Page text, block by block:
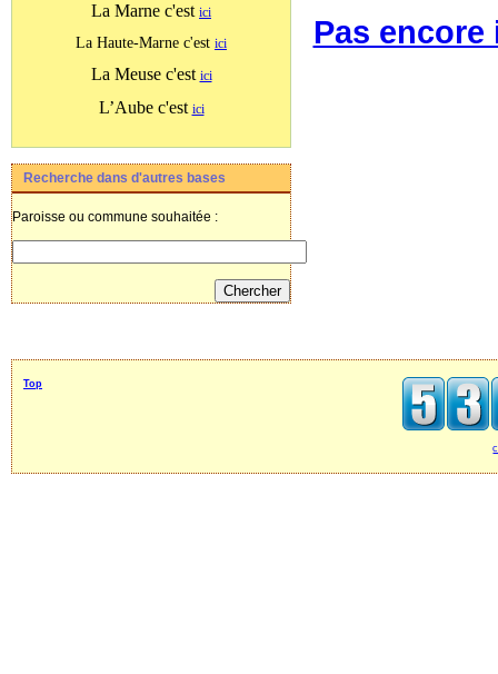
La Marne c'est ici
La Haute-Marne c'est ici
La Meuse c'est ici
L’Aube c'est ici
Recherche dans d'autres bases
Paroisse ou commune souhaitée :
Pas
Top